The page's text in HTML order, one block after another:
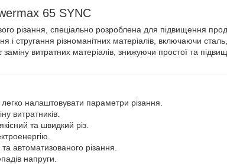
65 SYNC
різання, спеціально розроблена для підвищення
і стругання різноманітних матеріалів, включаючи
витратних матеріалів, знижуючи простої та
налаштовувати параметри різання.
витратників.
та швидкий різ.
автоматизованого різання.
напруги.